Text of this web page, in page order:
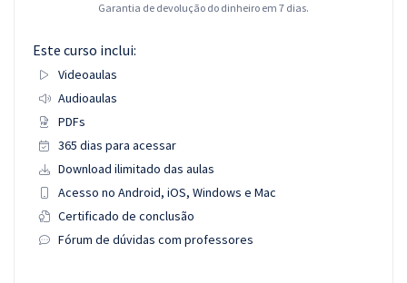
Garantia de devolução do dinheiro em 7 dias.
Este curso inclui:
Videoaulas
Audioaulas
PDFs
365 dias para acessar
Download ilimitado das aulas
Acesso no Android, iOS, Windows e Mac
Certificado de conclusão
Fórum de dúvidas com professores